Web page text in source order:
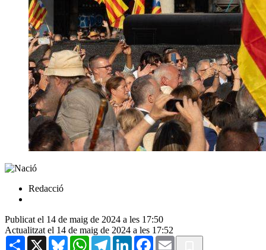
Redacció
Publicat el 14 de maig de 2024 a les 17:50
Actualitzat el 14 de maig de 2024 a les 17:52
Share X BlueskyWhatsAppTelegramLinkedInFacebook
Email